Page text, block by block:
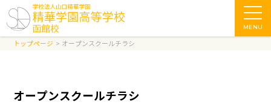
MENU
トップページ オープンスクールチラシ
オープンスクールチラシ